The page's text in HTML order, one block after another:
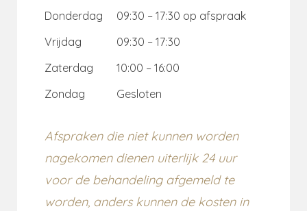
Donderdag
09:30 – 17:30 op afspraak
Vrijdag
09:30 – 17:30
Zaterdag
10:00 – 16:00
Zondag
Gesloten
Afspraken die niet kunnen worden
nagekomen dienen uiterlijk 24 uur
voor de behandeling afgemeld te
worden, anders kunnen de kosten in